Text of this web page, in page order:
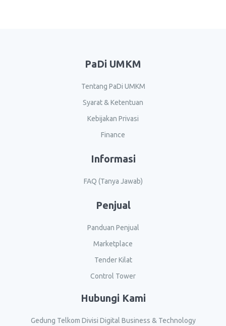
PaDi UMKM
Tentang PaDi UMKM
Syarat & Ketentuan
Kebijakan Privasi
Finance
Informasi
FAQ (Tanya Jawab)
Penjual
Panduan Penjual
Marketplace
Tender Kilat
Control Tower
Hubungi Kami
Gedung Telkom Divisi Digital Business & Technology